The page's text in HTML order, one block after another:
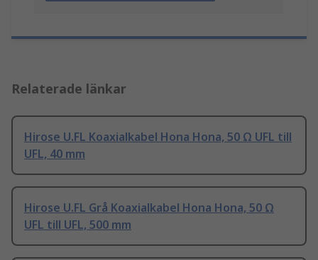
Relaterade länkar
Hirose U.FL Koaxialkabel Hona Hona, 50 Ω UFL till
UFL, 40 mm
Hirose U.FL Grå Koaxialkabel Hona Hona, 50 Ω
UFL till UFL, 500 mm